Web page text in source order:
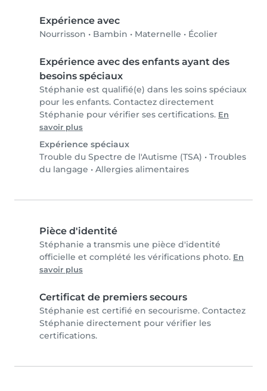
Expérience avec
Nourrisson • Bambin • Maternelle • Écolier
Expérience avec des enfants ayant des
besoins spéciaux
Stéphanie est qualifié(e) dans les soins spéciaux
pour les enfants. Contactez directement
Stéphanie pour vérifier ses certifications. En
savoir plus
Expérience spéciaux
Trouble du Spectre de l'Autisme (TSA) • Troubles
du langage • Allergies alimentaires
Pièce d'identité
Stéphanie a transmis une pièce d'identité
officielle et complété les vérifications photo. En
savoir plus
Certificat de premiers secours
Stéphanie est certifié en secourisme. Contactez
Stéphanie directement pour vérifier les
certifications.